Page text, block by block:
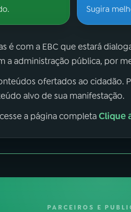
Sugira
é com a EBC que estará
administração pública, por
ofertados ao cidadão.
alvo de sua manifestação.
a página completaClique
PARCEIROS E